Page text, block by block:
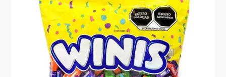
SABOR
A
ALGODÓN
DE
AZÚCAR
40
PZ